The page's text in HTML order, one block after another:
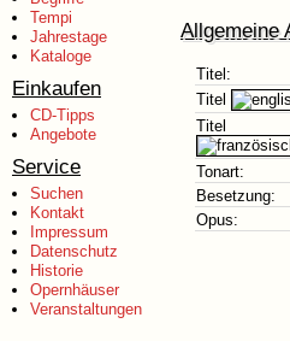
Tempi
Jahrestage
Kataloge
Einkaufen
CD-Tipps
Angebote
Service
Suchen
Kontakt
Impressum
Datenschutz
Historie
Opernhäuser
Veranstaltungen
Allgemeine
Titel:
Titel
Titel
Tonart:
Besetzung:
Opus: